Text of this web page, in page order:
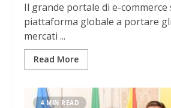
Il grande portale di e-commerce
piattaforma globale a portare
mercati ...
Read More
4 MIN READ